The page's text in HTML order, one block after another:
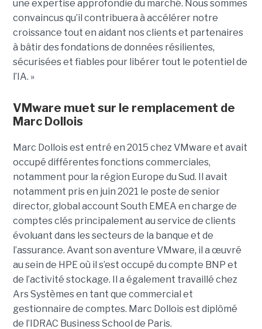
une expertise approfondie du marché. Nous sommes
convaincus qu’il contribuera à accélérer notre
croissance tout en aidant nos clients et partenaires
à bâtir des fondations de données résilientes,
sécurisées et fiables pour libérer tout le potentiel de
l’IA. »
VMware muet sur le remplacement de
Marc Dollois
Marc Dollois est entré en 2015 chez VMware et avait
occupé différentes fonctions commerciales,
notamment pour la région Europe du Sud. Il avait
notamment pris en juin 2021 le poste de senior
director, global account South EMEA en charge de
comptes clés principalement au service de clients
évoluant dans les secteurs de la banque et de
l’assurance. Avant son aventure VMware, il a œuvré
au sein de HPE où il s’est occupé du compte BNP et
de l’activité stockage. Il a également travaillé chez
Ars Systèmes en tant que commercial et
gestionnaire de comptes. Marc Dollois est diplômé
de l’IDRAC Business School de Paris.